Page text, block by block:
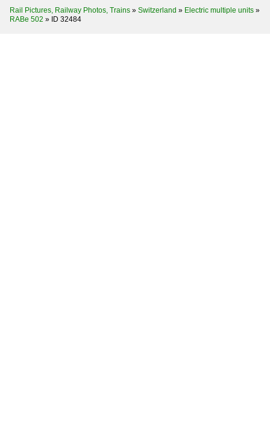
Rail Pictures, Railway Photos, Trains » Switzerland » Electric multiple units »
RABe 502 » ID 32484